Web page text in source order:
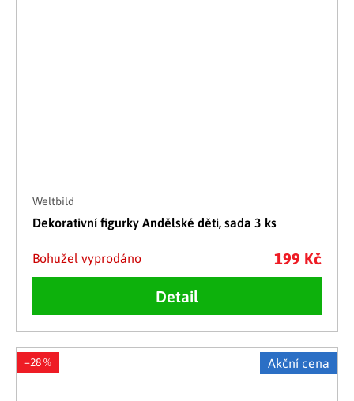
Weltbild
Dekorativní figurky Andělské děti, sada 3 ks
Bohužel vyprodáno 199 Kč
Detail
Akční cena
–28 %